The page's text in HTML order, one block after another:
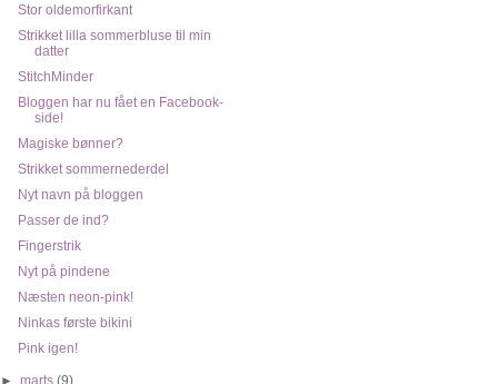
Stor oldemorfirkant
Strikket lilla sommerbluse til min
datter
StitchMinder
Bloggen har nu fået en Facebook-
side!
Magiske bønner?
Strikket sommernederdel
Nyt navn på bloggen
Passer de ind?
Fingerstrik
Nyt på pindene
Næsten neon-pink!
Ninkas første bikini
Pink igen!
►marts(9)